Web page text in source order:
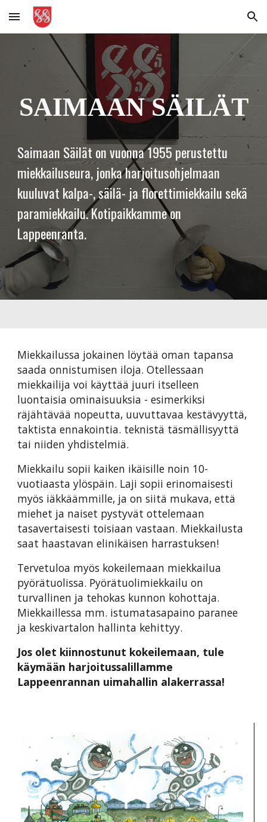
Skip to main content Skip to navigation
SAIMAAN SÄILÄT
Saimaan Säilät on vuonna 1955 perustettu
miekkailuseura, jonka harjoitusohjelmaan
kuuluvat kalpa-, säilä- ja florettimiekkailu sekä
paramiekkailu. Kotipaikkamme on
Lappeenranta.
Miekkailussa jokainen löytää oman tapansa
saada onnistumisen iloja. Otellessaan
miekkailija voi käyttää juuri itselleen
luontaisia ominaisuuksia - esimerkiksi
räjähtävää nopeutta, uuvuttavaa kestävyyttä,
taktista ennakointia. teknistä täsmällisyyttä
tai niiden yhdistelmiä.
Miekkailu sopii kaiken ikäisille noin 10-
vuotiaasta ylöspäin. Laji sopii erinomaisesti
myös iäkkäämmille, ja on siitä mukava, että
miehet ja naiset pystyvät ottelemaan
tasavertaisesti toisiaan vastaan. Miekkailusta
saat haastavan elinikäisen harrastuksen!
Tervetuloa myös kokeilemaan miekkailua
pyörätuolissa. Pyörätuolimiekkailu on
turvallinen ja tehokas kunnon kohottaja.
Miekkaillessa mm. istumatasapaino paranee
ja keskivartalon hallinta kehittyy.
Jos olet kiinnostunut kokeilemaan, tule
käymään harjoitussalillamme
Lappeenrannan uimahallin alakerrassa!